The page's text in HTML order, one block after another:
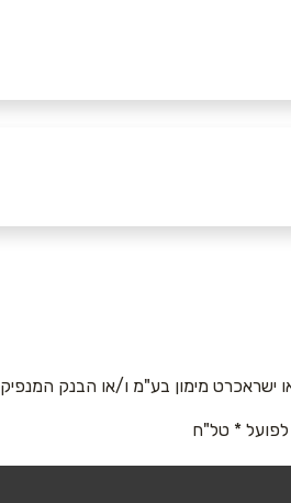
מימון בע"מ ו/או הבנק המנפיק
לפועל * טל"ח